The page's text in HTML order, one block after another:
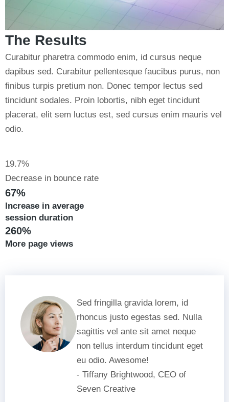
The Results
Curabitur pharetra commodo enim, id cursus neque
dapibus sed. Curabitur pellentesque faucibus purus, non
finibus turpis pretium non. Donec tempor lectus sed
tincidunt sodales. Proin lobortis, nibh eget tincidunt
placerat, elit sem luctus est, sed cursus enim mauris vel
odio.
19.7%
Decrease in bounce rate
67%
Increase in average
session duration
260%
More page views
Sed fringilla gravida lorem, id
rhoncus justo egestas sed. Nulla
sagittis vel ante sit amet neque
non tellus interdum tincidunt eget
eu odio. Awesome!
- Tiffany Brightwood, CEO of
Seven Creative